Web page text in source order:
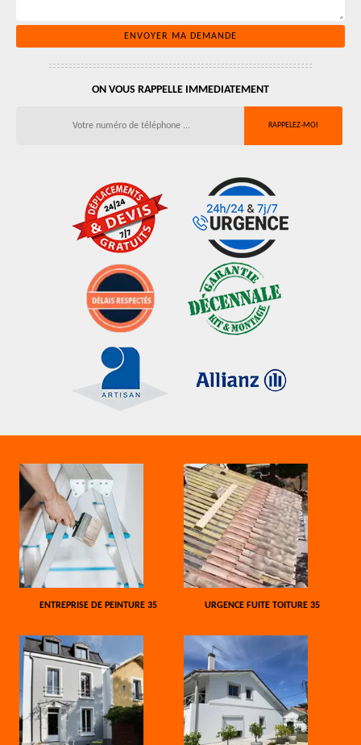
ON VOUS RAPPELLE IMMEDIATEMENT
ENTREPRISE DE PEINTURE 35 URGENCE FUITE TOITURE 35